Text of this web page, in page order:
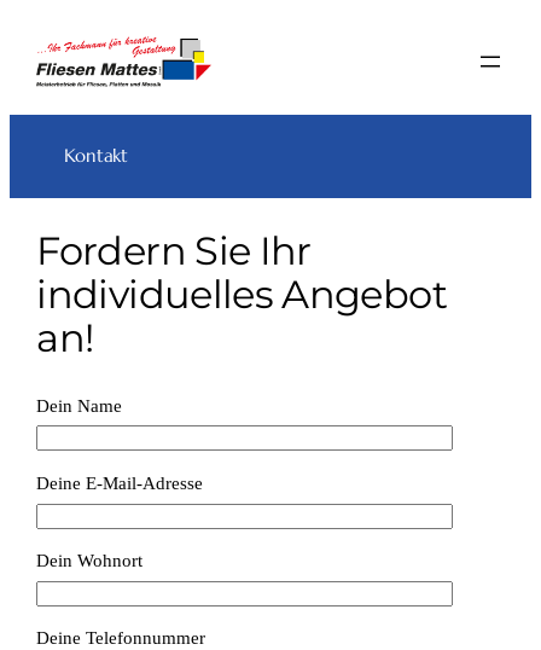
Inhalt
springen
Kontakt
Fordern Sie Ihr
individuelles Angebot
an!
Dein Name
Deine E-Mail-Adresse
Dein Wohnort
Deine Telefonnummer